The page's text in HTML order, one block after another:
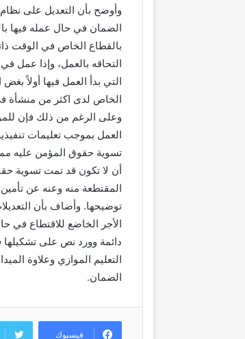
وأوضح بأن التعديل على
الضمان في حال عمله فيها
بالقطاع الخاص في الوقت
التحاقه بالعمل، وإذا عمل
التي بدأ العمل فيها أولاً
الخاص لدى اكثر من منشأة
وعلى الرغم من ذلك فإن
العمل بموجب تعليمات
تسوية حقوق المؤمن عليه
أن لا تكون قد تمت تسوية
المقتطعة منه وعنه عن
توضيحها. وأضاف بأن
الأجر الخاضع للاقتطاع في
دائمة وورد نص على
التعليم الموازي وعلاوة
الضمان.
فيسبوك